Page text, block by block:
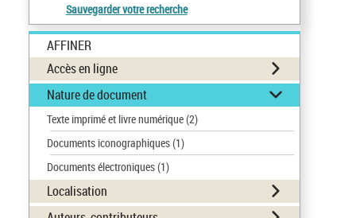
Sauvegarder votre recherche
AFFINER
Accès en ligne
Nature de document
Texte imprimé et livre numérique(2)
Documents iconographiques(1)
Documents électroniques(1)
Localisation